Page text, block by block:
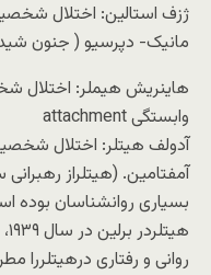
ژزف استالین: اختلال
مانیک- دپرسیو ( جنون
هاینریش هیملر: اختلال
وابستگی attachment
آدولف هیتلر: اختلال
آمفتامین. (هیتلراز
بسیاری روانشناسان بوده
روانی و رفتاری درهیتلررا